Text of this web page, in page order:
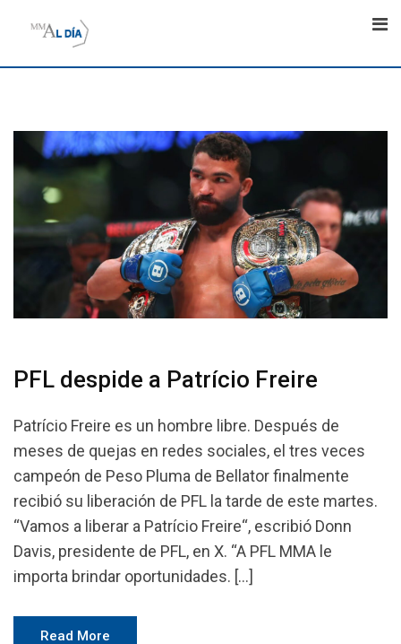
PFL despide a Patrício Freire
Patrício Freire es un hombre libre. Después de
meses de quejas en redes sociales, el tres veces
campeón de Peso Pluma de Bellator finalmente
recibió su liberación de PFL la tarde de este martes.
“Vamos a liberar a Patrício Freire“, escribió Donn
Davis, presidente de PFL, en X. “A PFL MMA le
importa brindar oportunidades. […]
Read More